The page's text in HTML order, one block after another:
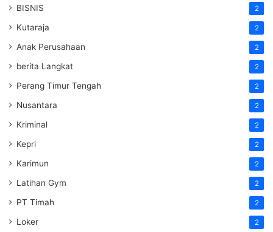
BISNIS 2
Kutaraja 2
Anak Perusahaan 2
berita Langkat 2
Perang Timur Tengah 2
Nusantara 2
Kriminal 2
Kepri 2
Karimun 2
Latihan Gym 2
PT Timah 2
Loker 2